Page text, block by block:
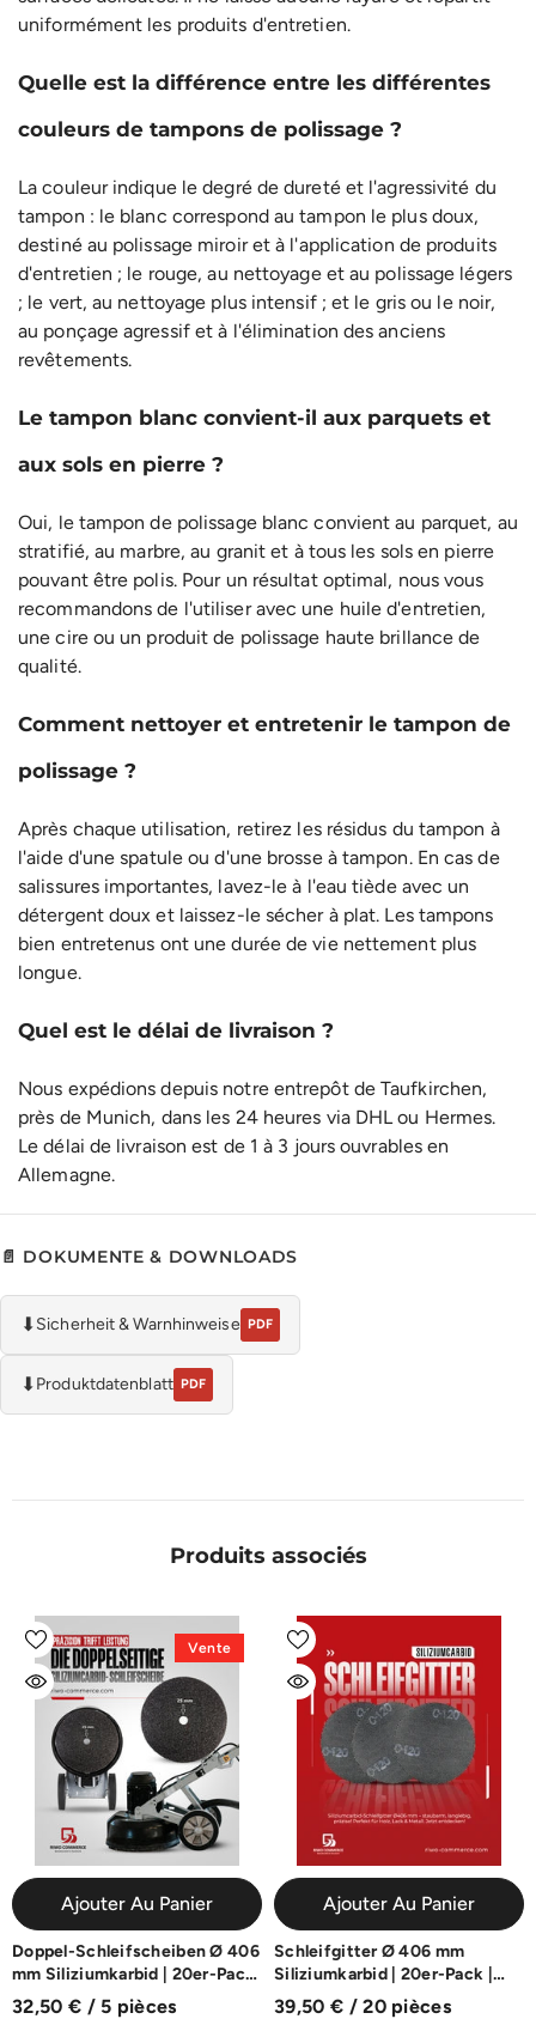
uniformément les produits d'entretien.
Quelle est la différence entre les différentes
couleurs de tampons de polissage ?
La couleur indique le degré de dureté et l'agressivité du
tampon : le blanc correspond au tampon le plus doux,
destiné au polissage miroir et à l'application de produits
d'entretien ; le rouge, au nettoyage et au polissage légers
; le vert, au nettoyage plus intensif ; et le gris ou le noir,
au ponçage agressif et à l'élimination des anciens
revêtements.
Le tampon blanc convient-il aux parquets et
aux sols en pierre ?
Oui, le tampon de polissage blanc convient au parquet, au
stratifié, au marbre, au granit et à tous les sols en pierre
pouvant être polis. Pour un résultat optimal, nous vous
recommandons de l'utiliser avec une huile d'entretien,
une cire ou un produit de polissage haute brillance de
qualité.
Comment nettoyer et entretenir le tampon de
polissage ?
Après chaque utilisation, retirez les résidus du tampon à
l'aide d'une spatule ou d'une brosse à tampon. En cas de
salissures importantes, lavez-le à l'eau tiède avec un
détergent doux et laissez-le sécher à plat. Les tampons
bien entretenus ont une durée de vie nettement plus
longue.
Quel est le délai de livraison ?
Nous expédions depuis notre entrepôt de Taufkirchen,
près de Munich, dans les 24 heures via DHL ou Hermes.
Le délai de livraison est de 1 à 3 jours ouvrables en
Allemagne.
📄 DOKUMENTE & DOWNLOADS
⬇Sicherheit & Warnhinweise PDF
⬇Produktdatenblatt PDF
Produits associés
Vente
Ajouter Au Panier
Doppel-Schleifscheiben Ø 406
mm Siliziumkarbid | 20er-Pack
| K16-K100
32,50 € / 5 pièces
Ajouter Au Panier
Schleifgitter Ø 406 mm
Siliziumkarbid | 20er-Pack |
K40-K180
39,50 € / 20 pièces